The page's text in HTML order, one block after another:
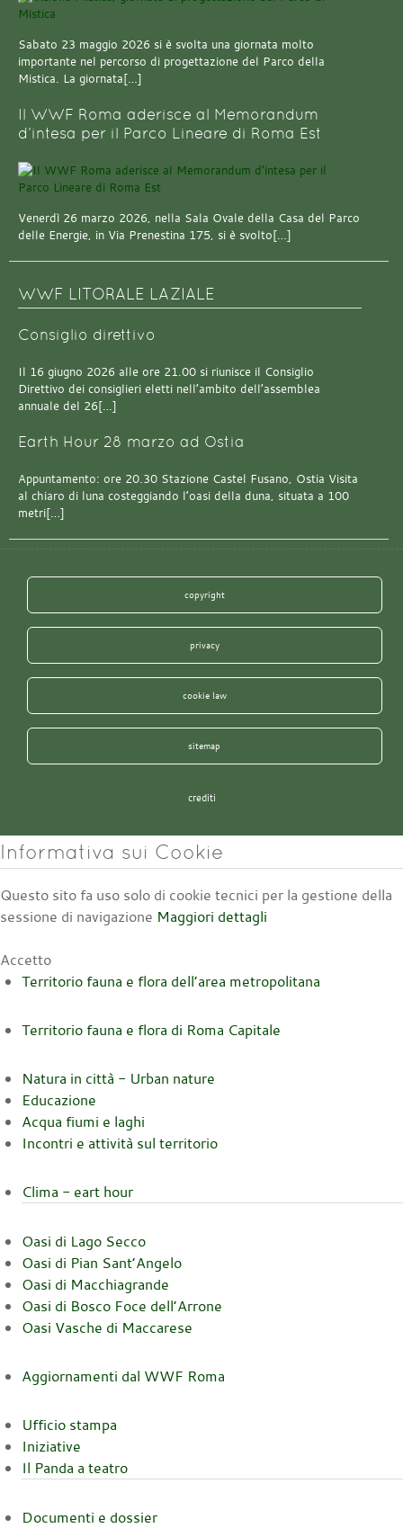
Sabato 23 maggio 2026 si è svolta una giornata molto
importante nel percorso di progettazione del Parco della
Mistica. La giornata[…]
Il WWF Roma aderisce al Memorandum
d’intesa per il Parco Lineare di Roma Est
Venerdì 26 marzo 2026, nella Sala Ovale della Casa del Parco
delle Energie, in Via Prenestina 175, si è svolto[…]
WWF LITORALE LAZIALE
Consiglio direttivo
Il 16 giugno 2026 alle ore 21.00 si riunisce il Consiglio
Direttivo dei consiglieri eletti nell’ambito dell’assemblea
annuale del 26[…]
Earth Hour 28 marzo ad Ostia
Appuntamento: ore 20.30 Stazione Castel Fusano, Ostia Visita
al chiaro di luna costeggiando l’oasi della duna, situata a 100
metri[…]
copyright
privacy
cookie law
sitemap
crediti
Informativa sui Cookie
Questo sito fa uso solo di cookie tecnici per la gestione della
sessione di navigazione Maggiori dettagli
Accetto
Territorio fauna e flora dell’area metropolitana
Territorio fauna e flora di Roma Capitale
Natura in città - Urban nature
Educazione
Acqua fiumi e laghi
Incontri e attività sul territorio
Clima - eart hour
Oasi di Lago Secco
Oasi di Pian Sant’Angelo
Oasi di Macchiagrande
Oasi di Bosco Foce dell’Arrone
Oasi Vasche di Maccarese
Aggiornamenti dal WWF Roma
Ufficio stampa
Iniziative
Il Panda a teatro
Documenti e dossier